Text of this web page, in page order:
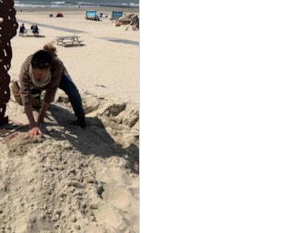
Zijpe aan Zee met activiteiten